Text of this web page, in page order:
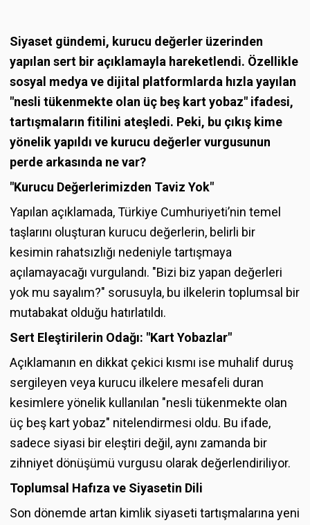
Siyaset gündemi, kurucu değerler üzerinden
yapılan sert bir açıklamayla hareketlendi. Özellikle
sosyal medya ve dijital platformlarda hızla yayılan
"nesli tükenmekte olan üç beş kart yobaz" ifadesi,
tartışmaların fitilini ateşledi. Peki, bu çıkış kime
yönelik yapıldı ve kurucu değerler vurgusunun
perde arkasında ne var?
"Kurucu Değerlerimizden Taviz Yok"
Yapılan açıklamada, Türkiye Cumhuriyeti’nin temel
taşlarını oluşturan kurucu değerlerin, belirli bir
kesimin rahatsızlığı nedeniyle tartışmaya
açılamayacağı vurgulandı. "Bizi biz yapan değerleri
yok mu sayalım?" sorusuyla, bu ilkelerin toplumsal bir
mutabakat olduğu hatırlatıldı.
Sert Eleştirilerin Odağı: "Kart Yobazlar"
Açıklamanın en dikkat çekici kısmı ise muhalif duruş
sergileyen veya kurucu ilkelere mesafeli duran
kesimlere yönelik kullanılan "nesli tükenmekte olan
üç beş kart yobaz" nitelendirmesi oldu. Bu ifade,
sadece siyasi bir eleştiri değil, aynı zamanda bir
zihniyet dönüşümü vurgusu olarak değerlendiriliyor.
Toplumsal Hafıza ve Siyasetin Dili
Son dönemde artan kimlik siyaseti tartışmalarına yeni